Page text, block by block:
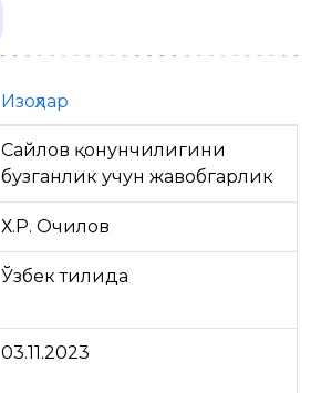
Изоҳлар
Сайлов қонунчилигини
бузганлик учун жавобгарлик
Х.Р. Очилов
Ўзбек тилида
03.11.2023